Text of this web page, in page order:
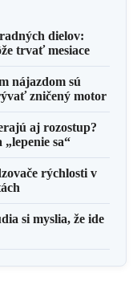
dielov:
trvať mesiace
nájazdom sú
zničený motor
aj rozostup?
sa“
rýchlosti v
si myslia, že ide